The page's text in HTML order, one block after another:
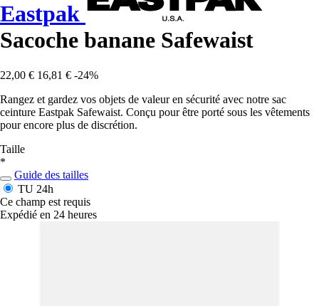
Eastpak
Sacoche banane Safewaist
22,00 € 16,81 € -24%
Rangez et gardez vos objets de valeur en sécurité avec notre sac
ceinture Eastpak Safewaist. Conçu pour être porté sous les vêtements
pour encore plus de discrétion.
Taille
*
Guide des tailles
TU 24h
Ce champ est requis
Expédié en 24 heures